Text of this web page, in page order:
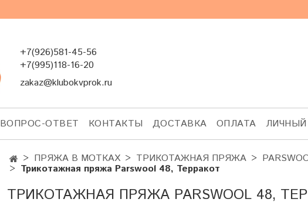
+7(926)581-45-56
+7(995)118-16-20
zakaz@klubokvprok.ru
ВОПРОС-ОТВЕТ КОНТАКТЫ ДОСТАВКА ОПЛАТА
ПРЯЖА В МОТКАХ ТРИКОТАЖНАЯ ПРЯЖА
Трикотажная пряжа Parswool 48, Терракот
ТРИКОТАЖНАЯ ПРЯЖА PARSWOOL 48,